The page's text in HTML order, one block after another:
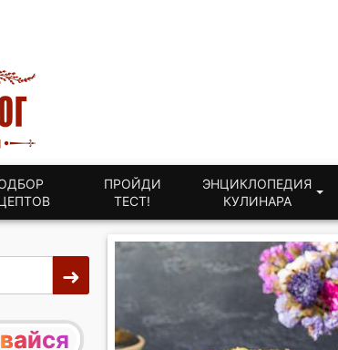
ПРОЙДИ
ТЕСТ!
ЭНЦИКЛОПЕДИЯ
КУЛИНАРА